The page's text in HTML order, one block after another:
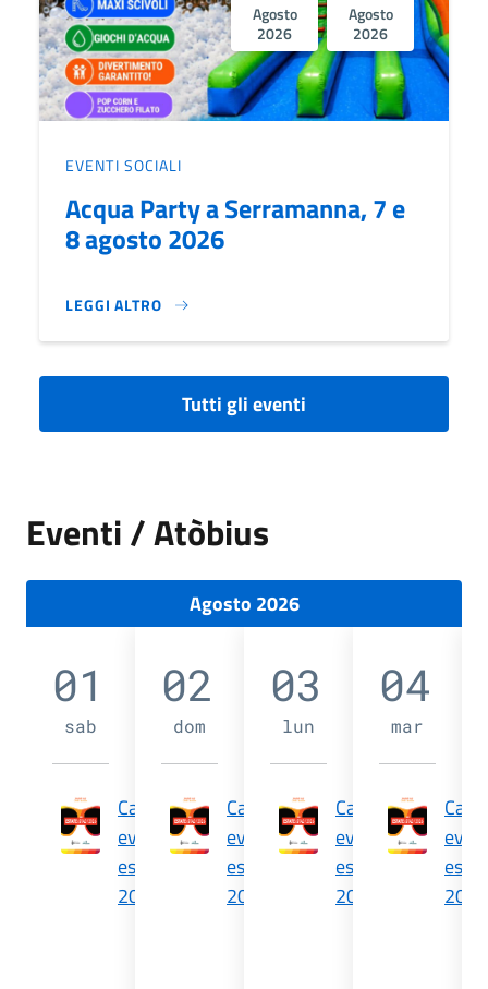
Agosto
2026
Agosto
2026
EVENTI SOCIALI
Acqua Party a Serramanna, 7 e
8 agosto 2026
LEGGI ALTRO
ACQUA PARTY A SERRAMANNA, 7 E 8 AGOSTO 2026}
Tutti gli eventi
Eventi / Atòbius
Agosto 2026
01
sab
Calendario
eventi
estate
2026
02
dom
Calendario
eventi
estate
2026
03
lun
Calendario
eventi
estate
2026
04
mar
2026